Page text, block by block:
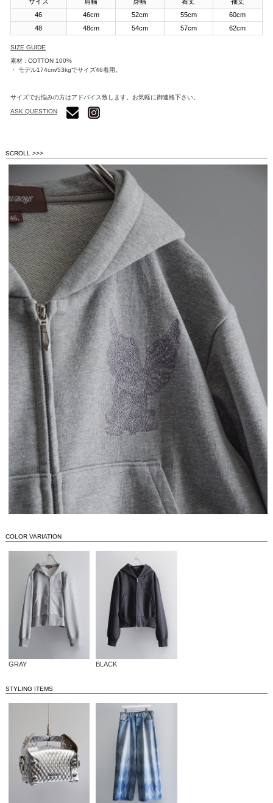
46
46cm 52cm 55cm
60cm
48
48cm 54cm 57cm 62cm
SIZE GUIDE
素材 : COTTON 100%
・ モデル174cm/53kgでサイズ46着用。
サイズでお悩みの方はアドバイス致します。お気軽に御連絡下さい。
ASK QUESTION
SCROLL >>>
COLOR VARIATION
GRAY BLACK
STYLING ITEMS